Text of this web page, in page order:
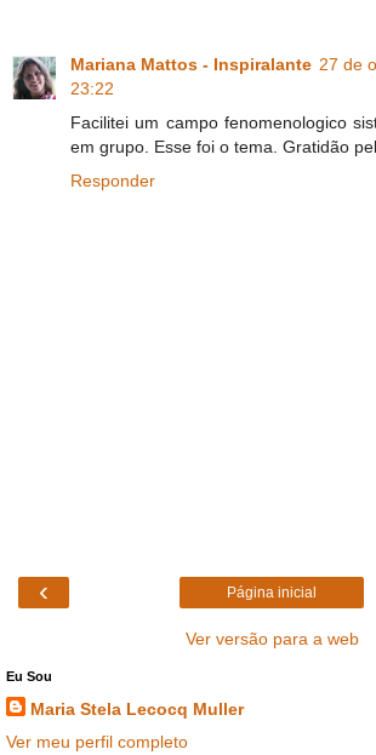
Mariana Mattos - Inspiralante 27 de
23:22
Facilitei um campo fenomenologico
em grupo. Esse foi o tema. Gratidão
Responder
‹ Página inicial
Ver versão para a web
Eu Sou
Maria Stela Lecocq Muller
Ver meu perfil completo